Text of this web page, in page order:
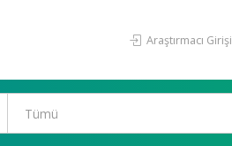
Araştırmacı Girişi